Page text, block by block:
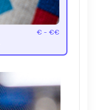
€ - €€